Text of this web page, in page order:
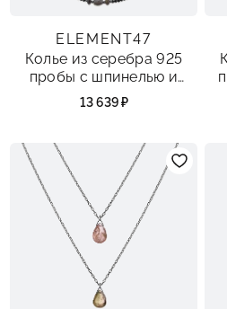
ELEMENT47
Колье из серебра 925
пробы с шпинелью и
лабрадоритами
13 639 ₽